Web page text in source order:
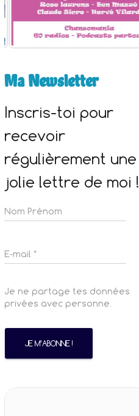
Ma Newsletter
Inscris-toi pour
recevoir
régulièrement une
jolie lettre de moi !
Je ne partage tes données
privées avec personne.